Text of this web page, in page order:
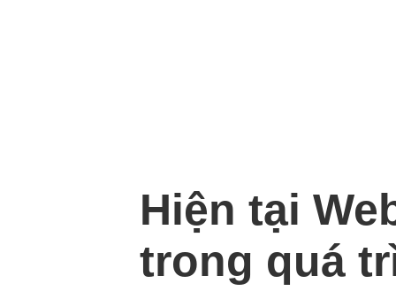
Hiện tại
trong quá